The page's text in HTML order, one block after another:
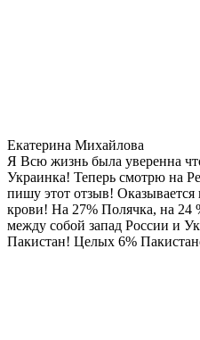
Екатерина Михайлова
Я Всю жизнь была уверенна
Украинка! Теперь смотрю на
пишу этот отзыв!
крови! На 27% Полячка, на 24
между собой запад России и
Пакистан! Целых 6%